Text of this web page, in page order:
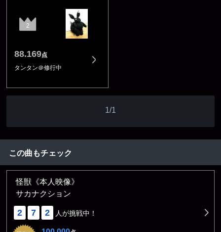
2
88.169点
タンタン＠修行中
1/1
この曲もチェック
怪獣《本人映像》
サカナクション
2 7 2 人が挑戦中！